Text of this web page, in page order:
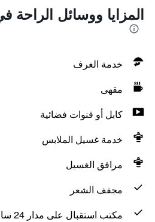
المزايا ووسائل
خدمة الغرف
مقهى
كابل أو قنوات فضائية
خدمة غسيل الملابس
مرافق الغسيل
مجفف الشعر
مكتب استقبال على مدار 24 ساعة